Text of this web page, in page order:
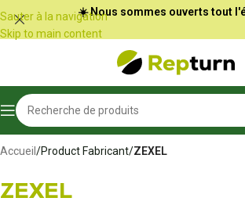
Panneau de gestion des cookies
Sauter à la navigation
Skip to main content
☀️ Nous sommes ouverts tout
Accueil /Product Fabricant/ZEXEL
ZEXEL